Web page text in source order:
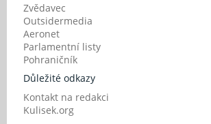
Zvědavec
Outsidermedia
Aeronet
Parlamentní listy
Pohraničník
Důležité odkazy
Kontakt na redakci
Kulisek.org